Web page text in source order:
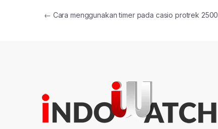
Post navigation
← Cara menggunakan timer pada casio protrek 2500